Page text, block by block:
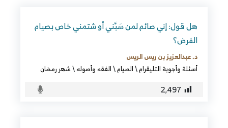
هل قول: إني صائم لمن سَبَّني أو شتمني خاص بصيام
الفرض؟
د. عبدالعزيز بن ريس الريس
أسئلة وأجوبة التليقرام\الصيام\الفقه وأصوله\شهر رمضان
2٬497